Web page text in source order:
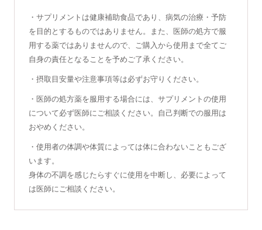
・サプリメントは健康補助食品であり、病気の治療・予防
を目的とするものではありません。また、医師の処方で服
用する薬ではありませんので、ご購入から使用まで全てご
自身の責任となることを予めご了承ください。
・摂取目安量や注意事項等は必ずお守りください。
・医師の処方薬を服用する場合には、サプリメントの使用
について必ず医師にご相談ください。自己判断での服用は
おやめください。
・使用者の体調や体質によっては体に合わないこともござ
います。
身体の不調を感じたらすぐに使用を中断し、必要によって
は医師にご相談ください。